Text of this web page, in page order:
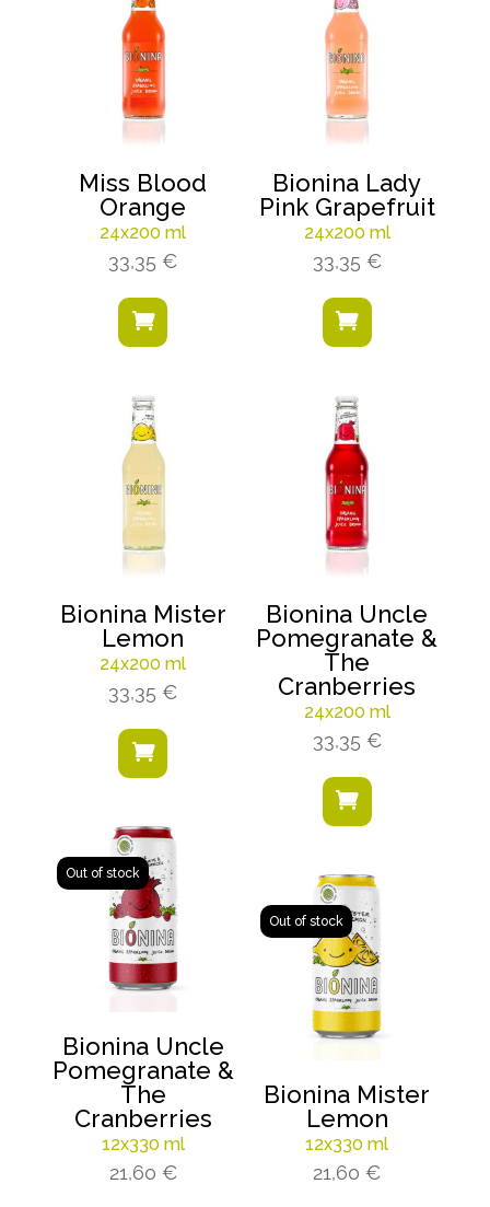
Miss Blood
Orange
24x200 ml
33,35€

Bionina Lady
Pink Grapefruit
24x200 ml
33,35 €

Bionina Mister
Lemon
24x200 ml
33,35€

Bionina Uncle
Pomegranate &
The
Cranberries
24x200 ml
33,35 €

Bionina Uncle
Pomegranate &
The
Cranberries
12x330 ml
21,60 €
Bionina Mister
Lemon
12x330 ml
21,60€